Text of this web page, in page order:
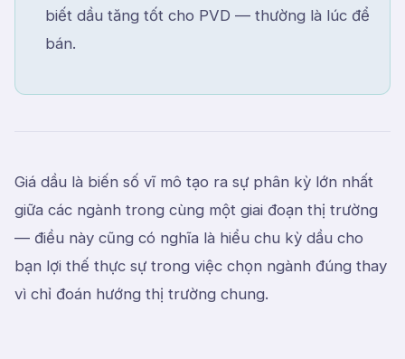
biết dầu tăng tốt cho PVD — thường là lúc để
bán.
Giá dầu là biến số vĩ mô tạo ra sự phân kỳ lớn nhất
giữa các ngành trong cùng một giai đoạn thị trường
— điều này cũng có nghĩa là hiểu chu kỳ dầu cho
bạn lợi thế thực sự trong việc chọn ngành đúng thay
vì chỉ đoán hướng thị trường chung.